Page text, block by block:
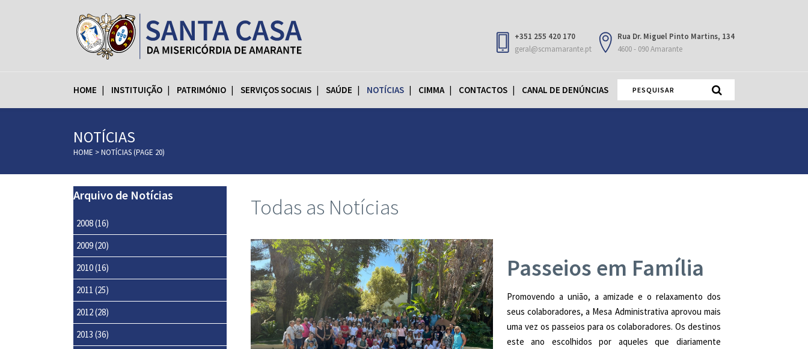
+351 255 420 170
geral@scmamarante.pt
Rua Dr. Miguel Pinto Martins, 134
4600 - 090 Amarante
HOME INSTITUIÇÃO PATRIMÓNIO SERVIÇOS SOCIAIS SAÚDE NOTÍCIAS CIMMA CONTACTOS CANAL DE DENÚNCIAS
NOTÍCIAS
HOME >NOTÍCIAS(PAGE 20)
Arquivo de Notícias
2008(16)
2009(20)
2010(16)
2011 (25)
2012(28)
2013 (36)
Todas as Notícias
Passeios em Família
Promovendo a união, a amizade e o relaxamento dos
seus colaboradores, a Mesa Administrativa aprovou mais
uma vez os passeios para os colaboradores. Os destinos
este ano escolhidos por aqueles que diariamente